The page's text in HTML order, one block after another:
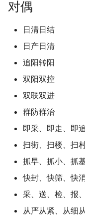
对偶
日清日结
日产日清
追阳转阳
双阳双控
双联双进
群防群治
即采、即走、即追
扫街、扫楼、扫
抓早、抓小、抓
快封、快筛、快
采、送、检、报
从严从紧、从细